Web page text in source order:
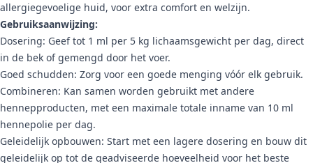
allergiegevoelige huid, voor extra comfort en welzijn.
Gebruiksaanwijzing:
Dosering: Geef tot 1 ml per 5 kg lichaamsgewicht per dag, direct
in de bek of gemengd door het voer.
Goed schudden: Zorg voor een goede menging vóór elk gebruik.
Combineren: Kan samen worden gebruikt met andere
hennepproducten, met een maximale totale inname van 10 ml
hennepolie per dag.
Geleidelijk opbouwen: Start met een lagere dosering en bouw dit
geleidelijk op tot de geadviseerde hoeveelheid voor het beste